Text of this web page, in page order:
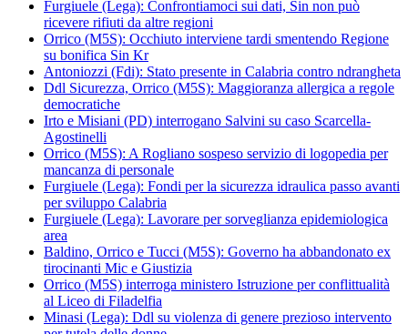
Furgiuele (Lega): Confrontiamoci sui dati, Sin non può
ricevere rifiuti da altre regioni
Orrico (M5S): Occhiuto interviene tardi smentendo Regione
su bonifica Sin Kr
Antoniozzi (Fdi): Stato presente in Calabria contro ndrangheta
Ddl Sicurezza, Orrico (M5S): Maggioranza allergica a regole
democratiche
Irto e Misiani (PD) interrogano Salvini su caso Scarcella-
Agostinelli
Orrico (M5S): A Rogliano sospeso servizio di logopedia per
mancanza di personale
Furgiuele (Lega): Fondi per la sicurezza idraulica passo avanti
per sviluppo Calabria
Furgiuele (Lega): Lavorare per sorveglianza epidemiologica
area
Baldino, Orrico e Tucci (M5S): Governo ha abbandonato ex
tirocinanti Mic e Giustizia
Orrico (M5S) interroga ministero Istruzione per conflittualità
al Liceo di Filadelfia
Minasi (Lega): Ddl su violenza di genere prezioso intervento